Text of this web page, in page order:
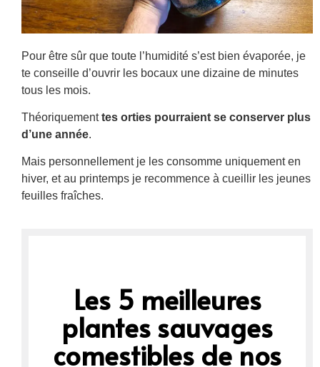
Pour être sûr que toute l’humidité s’est bien évaporée, je
te conseille d’ouvrir les bocaux une dizaine de minutes
tous les mois.
Théoriquementtes orties pourraient se conserver plus
d’une année.
Mais personnellement je les consomme uniquement en
hiver, et au printemps je recommence à cueillir les jeunes
feuilles fraîches.
Les 5 meilleures
plantes sauvages
comestibles de nos